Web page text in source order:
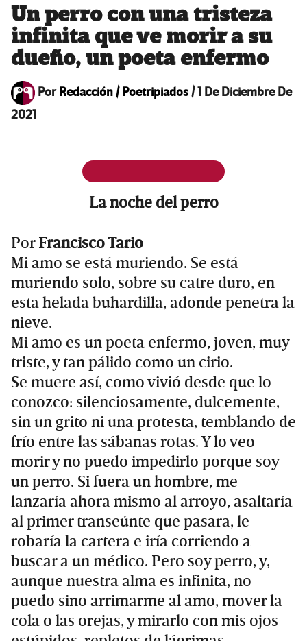
Un perro con una tristeza
infinita que ve morir a su
dueño, un poeta enfermo
Por Redacción / Poetripiados/1 De Diciembre De
2021
La noche del perro
PorFrancisco Tario
Mi amo se está muriendo. Se está
muriendo solo, sobre su catre duro, en
esta helada buhardilla, adonde penetra la
nieve.
Mi amo es un poeta enfermo, joven, muy
triste, y tan pálido como un cirio.
Se muere así, como vivió desde que lo
conozco: silenciosamente, dulcemente,
sin un grito ni una protesta, temblando de
frío entre las sábanas rotas. Y lo veo
morir y no puedo impedirlo porque soy
un perro. Si fuera un hombre, me
lanzaría ahora mismo al arroyo, asaltaría
al primer transeúnte que pasara, le
robaría la cartera e iría corriendo a
buscar a un médico. Pero soy perro, y,
aunque nuestra alma es infinita, no
puedo sino arrimarme al amo, mover la
cola o las orejas, y mirarlo con mis ojos